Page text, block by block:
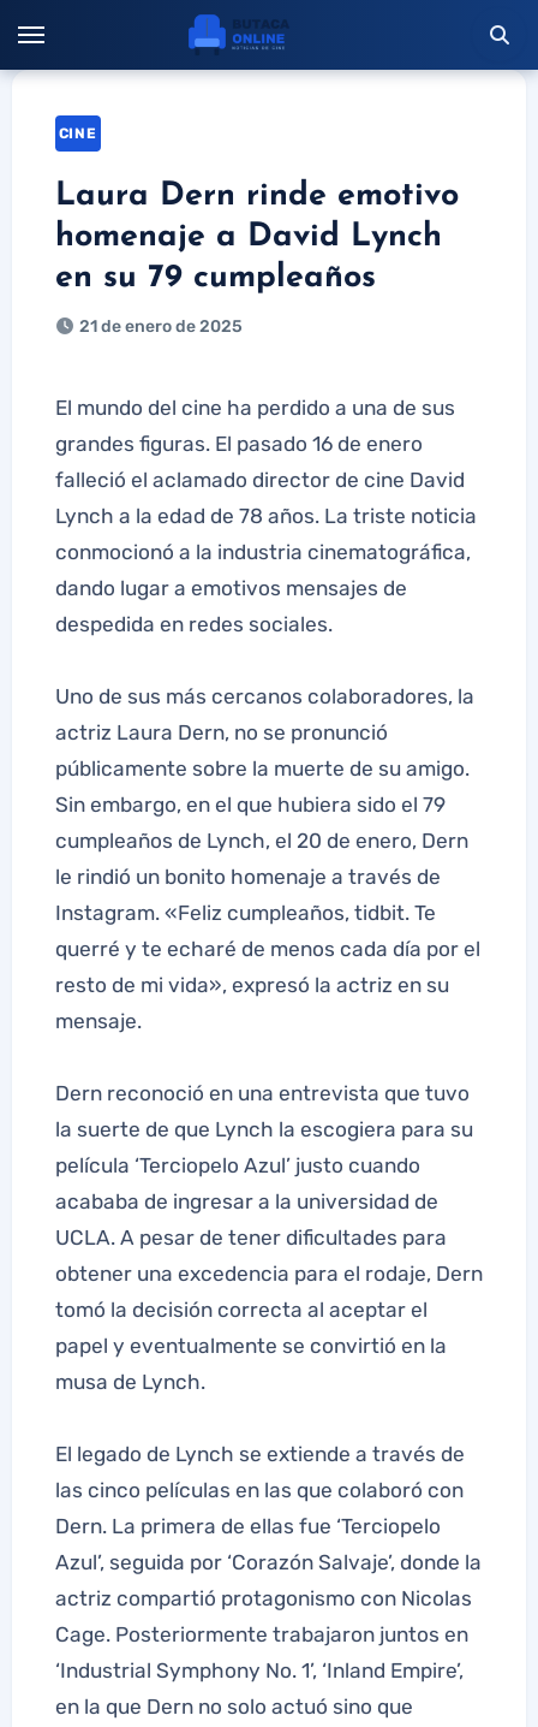
contenido
CINE
Laura Dern rinde emotivo
homenaje a David Lynch
en su 79 cumpleaños
21 de enero de 2025
El mundo del cine ha perdido a una de sus
grandes figuras. El pasado 16 de enero
falleció el aclamado director de cine David
Lynch a la edad de 78 años. La triste noticia
conmocionó a la industria cinematográfica,
dando lugar a emotivos mensajes de
despedida en redes sociales.
Uno de sus más cercanos colaboradores, la
actriz Laura Dern, no se pronunció
públicamente sobre la muerte de su amigo.
Sin embargo, en el que hubiera sido el 79
cumpleaños de Lynch, el 20 de enero, Dern
le rindió un bonito homenaje a través de
Instagram. «Feliz cumpleaños, tidbit. Te
querré y te echaré de menos cada día por el
resto de mi vida», expresó la actriz en su
mensaje.
Dern reconoció en una entrevista que tuvo
la suerte de que Lynch la escogiera para su
película ‘Terciopelo Azul’ justo cuando
acababa de ingresar a la universidad de
UCLA. A pesar de tener dificultades para
obtener una excedencia para el rodaje, Dern
tomó la decisión correcta al aceptar el
papel y eventualmente se convirtió en la
musa de Lynch.
El legado de Lynch se extiende a través de
las cinco películas en las que colaboró con
Dern. La primera de ellas fue ‘Terciopelo
Azul’, seguida por ‘Corazón Salvaje’, donde la
actriz compartió protagonismo con Nicolas
Cage. Posteriormente trabajaron juntos en
‘Industrial Symphony No. 1’, ‘Inland Empire’,
en la que Dern no solo actuó sino que